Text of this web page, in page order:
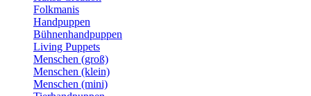
Folkmanis
Handpuppen
Bühnenhandpuppen
Living Puppets
Menschen (groß)
Menschen (klein)
Menschen (mini)